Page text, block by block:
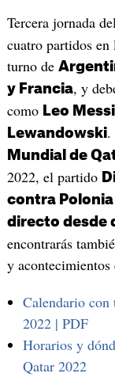
Tercera jornada
cuatro partidos
turno de
y Francia, y
como Leo
Lewandowski.
Mundial de
2022, el partido
contra Polonia
directo desde
encontrarás
y acontecimientos
Calendario
2022 | PDF
Horarios y
Qatar 2022